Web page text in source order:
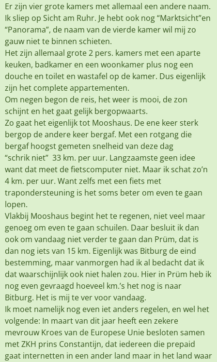
Er zijn vier grote kamers met allemaal een andere naam.
Ik sliep op Sicht am Ruhr. Je hebt ook nog “Marktsicht”en
“Panorama”, de naam van de vierde kamer wil mij zo
gauw niet te binnen schieten.
Het zijn allemaal grote 2 pers. kamers met een aparte
keuken, badkamer en een woonkamer plus nog een
douche en toilet en wastafel op de kamer. Dus eigenlijk
zijn het complete appartementen.
Om negen begon de reis, het weer is mooi, de zon
schijnt en het gaat gelijk bergopwaarts.
Zo gaat het eigenlijk tot Mooshaus. De ene keer sterk
bergop de andere keer bergaf. Met een rotgang die
bergaf hoogst gemeten snelheid van deze dag
“schrik niet” 33 km. per uur. Langzaamste geen idee
want dat meet de fietscomputer niet. Maar ik schat zo’n
4 km. per uur. Want zelfs met een fiets met
trapondersteuning is het soms beter om even te gaan
lopen.
Vlakbij Mooshaus begint het te regenen, niet veel maar
genoeg om even te gaan schuilen. Daar besluit ik dan
ook om vandaag niet verder te gaan dan Prüm, dat is
dan nog iets van 15 km. Eigenlijk was Bitburg de eind
bestemming, maar vanmorgen had ik al bedacht dat ik
dat waarschijnlijk ook niet halen zou. Hier in Prüm heb ik
nog even gevraagd hoeveel km.’s het nog is naar
Bitburg. Het is mij te ver voor vandaag.
Ik moet namelijk nog even iet anders regelen, en wel het
volgende: In maart van dit jaar heeft een zekere
mevrouw Kroes van de Europese Unie besloten samen
met ZKH prins Constantijn, dat iedereen die prepaid
gaat internetten in een ander land maar in het land waar